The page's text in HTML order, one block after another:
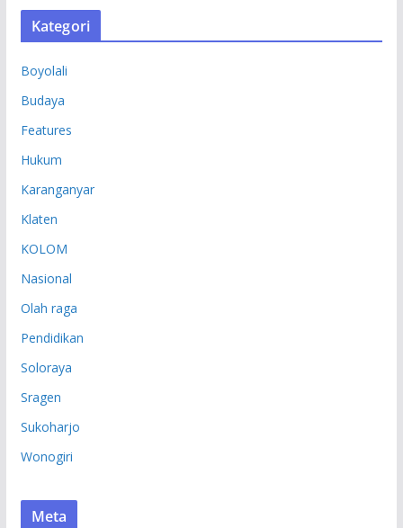
S
Kategori
Boyolali
Budaya
Features
Hukum
Karanganyar
Klaten
KOLOM
Nasional
Olah raga
Pendidikan
Soloraya
Sragen
Sukoharjo
Wonogiri
Meta